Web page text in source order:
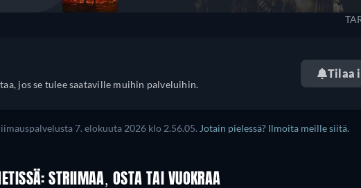
jos se tulee saataville muihin palveluihin.
Tilaa
7. elokuuta 2026 klo 2.56.05. Jotain pielessä? Ilmoita meille siitä.
STRIIMAA, OSTA TAI VUOKRAA